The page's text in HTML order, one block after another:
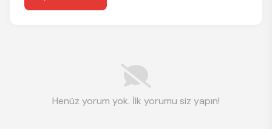
Henüz yorum yok. İlk yorumu siz yapın!